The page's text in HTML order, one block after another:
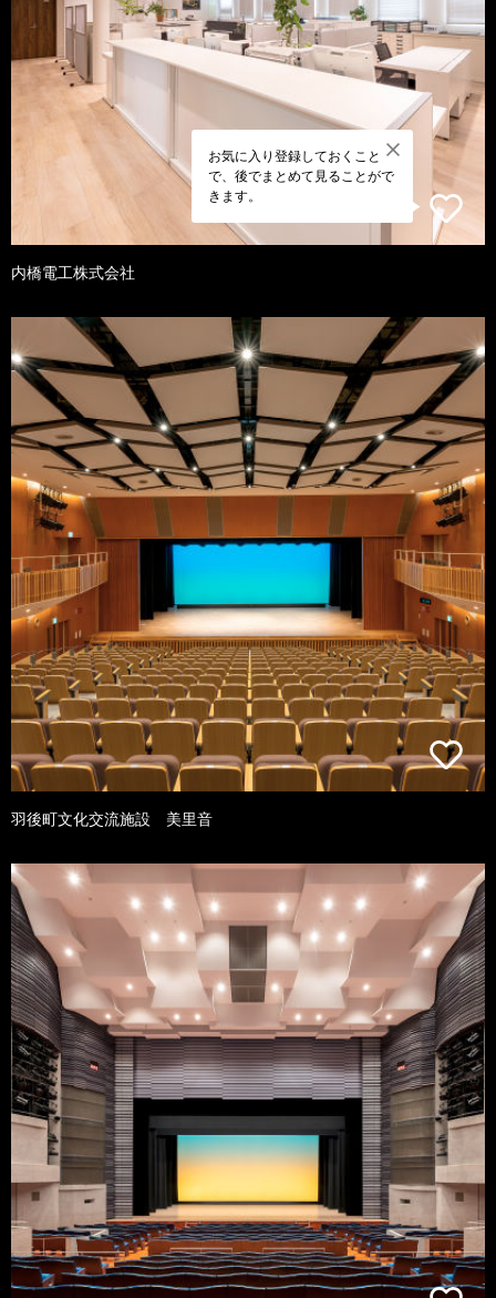
お気に入り登録しておくこと
で、後でまとめて見ることがで
きます。
内橋電工株式会社
羽後町文化交流施設 美里音